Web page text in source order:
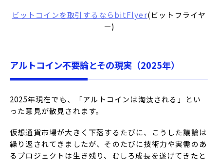
ビットコインを取引するならbitFlyer(ビットフライヤ
ー)
アルトコイン不要論とその現実（2025年）
2025年現在でも、「アルトコインは淘汰される」とい
った意見が散見されます。
仮想通貨市場が大きく下落するたびに、こうした議論は
繰り返されてきましたが、そのたびに技術力や実需のあ
るプロジェクトは生き残り、むしろ成長を遂げてきたと